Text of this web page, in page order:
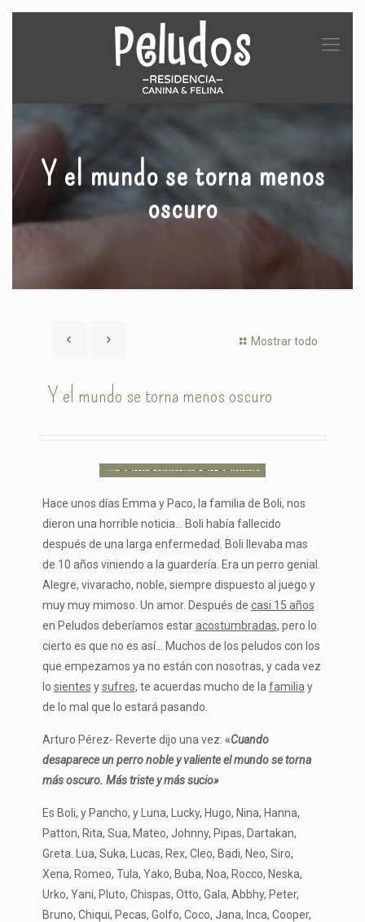
Y el mundo se torna menos
oscuro
Mostrar todo
Y el mundo se torna menos oscuro
Hace unos días Emma y Paco, la familia de Boli, nos
dieron una horrible noticia… Boli había fallecido
después de una larga enfermedad. Boli llevaba mas
de 10 años viniendo a la guardería. Era un perro genial.
Alegre, vivaracho, noble, siempre dispuesto al juego y
muy muy mimoso. Un amor. Después de casi 15 años
en Peludos deberíamos estaracostumbradas, pero lo
cierto es que no es así… Muchos de los peludos con los
que empezamos ya no están con nosotras, y cada vez
lo sientes ysufres, te acuerdas mucho de la familia y
de lo mal que lo estará pasando.
Arturo Pérez- Reverte dijo una vez: «Cuando
desaparece un perro noble y valiente el mundo se torna
más oscuro. Más triste y más sucio»
Es Boli, y Pancho, y Luna, Lucky, Hugo, Nina, Hanna,
Patton, Rita, Sua, Mateo, Johnny, Pipas, Dartakan,
Greta. Lua, Suka, Lucas, Rex, Cleo, Badi, Neo, Siro,
Xena, Romeo, Tula, Yako, Buba, Noa, Rocco, Neska,
Urko, Yani, Pluto, Chispas, Otto, Gala, Abbhy, Peter,
Bruno, Chiqui, Pecas, Golfo, Coco, Jana, Inca, Cooper,